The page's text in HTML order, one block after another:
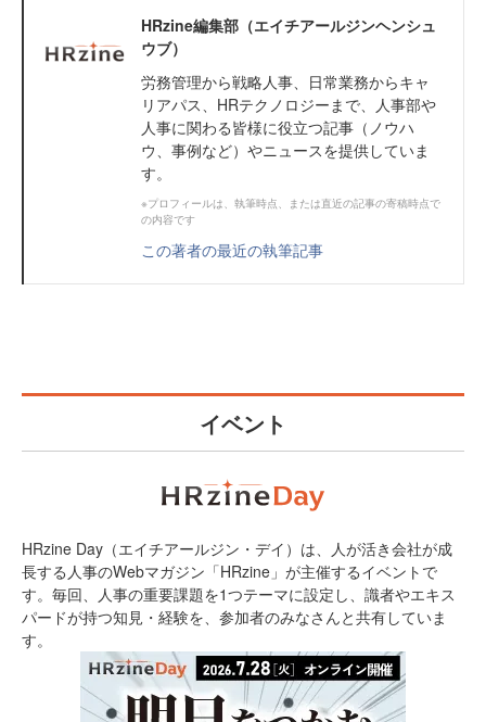
HRzine編集部（エイチアールジンヘンシュ
ウブ）
労務管理から戦略人事、日常業務からキャ
リアパス、HRテクノロジーまで、人事部や
人事に関わる皆様に役立つ記事（ノウハ
ウ、事例など）やニュースを提供していま
す。
※プロフィールは、執筆時点、または直近の記事の寄稿時点で
の内容です
この著者の最近の執筆記事
イベント
HRzine Day（エイチアールジン・デイ）は、人が活き会社が成
長する人事のWebマガジン「HRzine」が主催するイベントで
す。毎回、人事の重要課題を1つテーマに設定し、識者やエキス
パードが持つ知見・経験を、参加者のみなさんと共有していま
す。